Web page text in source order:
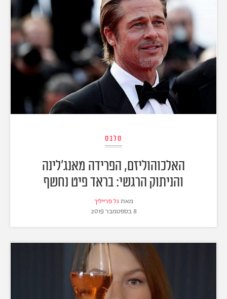
סלבס
האלכוהוליזם, הפרידה מאנג'לינה
והניתוק הרגשי: בראד פיט נחשף
מאתגל פרייליך
8 בספטמבר 2019